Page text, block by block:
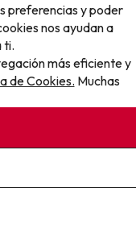
Top Chollo
¡Prepara tus
Susanna te
Hotel Alegria El
Fechas para
preferencias y poder
nos ayudan a
ti.
más eficiente y
de Cookies. Muchas